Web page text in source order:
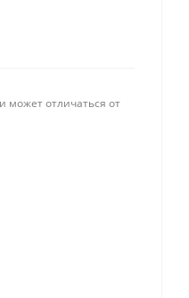
может отличаться от